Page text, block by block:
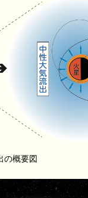
の概要図